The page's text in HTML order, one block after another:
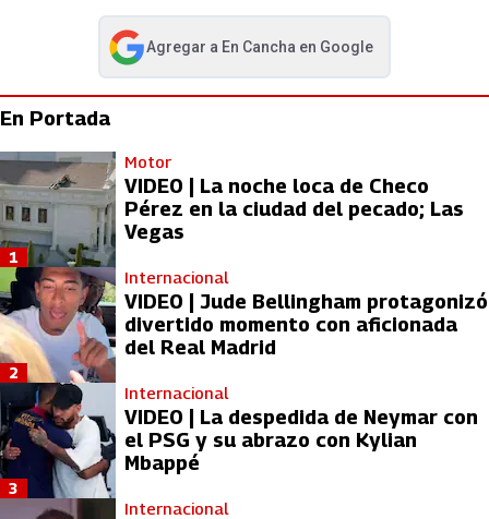
Agregar a En Cancha en Google
abre en nueva pestaña
En Portada
Motor
VIDEO | La noche loca de Checo
Pérez en la ciudad del pecado; Las
Vegas
1
Internacional
VIDEO | Jude Bellingham protagonizó
divertido momento con aficionada
del Real Madrid
2
Internacional
VIDEO | La despedida de Neymar con
el PSG y su abrazo con Kylian
Mbappé
3
Internacional